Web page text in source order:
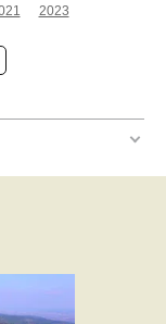
2023
Querol